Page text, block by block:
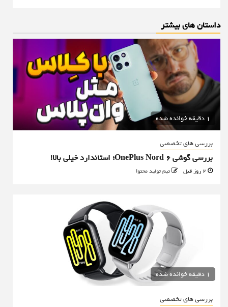
داستان های بیشتر
1 دقیقه خوانده شده
بررسی های تخصصی
بررسی گوشی OnePlus Nord 6؛ استاندارد خیلی بالا!
تیم تولید محتوا
1 دقیقه خوانده شده
بررسی های تخصصی